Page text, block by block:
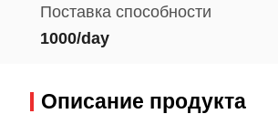
Поставка способности
1000/day
Описание продукта